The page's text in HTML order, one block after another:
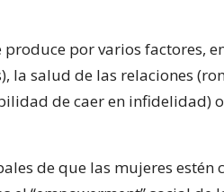
produce por varios factores,
la salud de las relaciones
de caer en infidelidad) o
de que las mujeres estén